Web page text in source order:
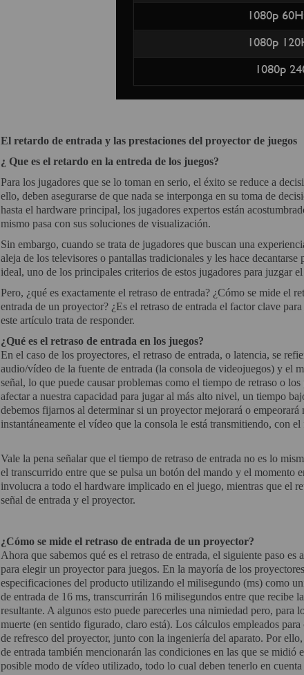
El retardo de entrada y las prestaciones del proyector de juegos
¿ Que es el retardo en la entreda de los juegos?
Para los jugadores que se lo toman en serio, el éxito se reduce a
ello, deben asegurarse de que nada se interponga en su toma de
hasta el hardware principal, los jugadores expertos están
mismo pasa con sus soluciones de visualización.
Sin embargo, cuando se trata de jugadores que buscan una
aleja de los televisores o pantallas tradicionales y les hace
ideal, uno de los principales criterios de estos jugadores para juzgar
Pero, ¿qué es exactamente el retraso de entrada? ¿Cómo se mide el
entrada de un proyector? ¿Es el retraso de entrada el factor clave
este artículo trata de responder.
¿Qué es el retraso de entrada en los juegos?
En el caso de los proyectores, el retraso de entrada, o latencia, se
audio/vídeo de la fuente de entrada (la consola de videojuegos) y el
señal, lo que puede causar problemas como el tiempo de retraso o
afectar a nuestra capacidad para jugar al más alto nivel, un tiempo
debemos fijarnos al determinar si un proyector mejorará o
instantáneamente el vídeo que la consola le está transmitiendo, con
Vale la pena señalar que el tiempo de retraso de entrada no es lo
el transcurrido entre que se pulsa un botón del mando y el momento
involucra a todo el hardware implicado en el juego, mientras que el
señal de entrada y el proyector.
¿Cómo se mide el retraso de entrada de un proyector?
Ahora que sabemos qué es el retraso de entrada, el siguiente paso
para elegir un proyector para juegos. En la mayoría de los
especificaciones del producto utilizando el milisegundo (ms) como
de entrada de 16 ms, transcurrirán 16 milisegundos entre que recibe
resultante. A algunos esto puede parecerles una nimiedad pero,
muerte (en sentido figurado, claro está). Los cálculos empleados
de refresco del proyector, junto con la ingeniería del aparato. Por
de entrada también mencionarán las condiciones en las que se
posible modo de vídeo utilizado, todo lo cual deben tenerlo en